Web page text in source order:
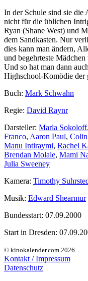
In der Schule sind sie die
nicht für die üblichen
Ryan (Shane West) und
dem Sandkasten. Nur
dies kann man ändern,
und begehrteste
Und so hat man dann
Highschool-Komödie der
Buch: Mark Schwahn
Regie: David Raynr
Darsteller: Marla Sokoloff,
Franco, Aaron Paul,
Manu Intiraymi, Rachel
Brendan Molale, Mami
Julia Sweeney
Kamera: Timothy
Musik: Edward Shearmur
Bundesstart: 07.09.2000
Start in Dresden:
© kinokalender.com 2026
Kontakt / Impressum
Datenschutz